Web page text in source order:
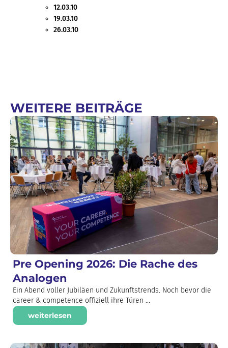
12.03.10
19.03.10
26.03.10
WEITERE BEITRÄGE
Pre Opening 2026: Die Rache des
Analogen
Ein Abend voller Jubiläen und Zukunftstrends. Noch bevor die
career & competence offiziell ihre Türen ...
weiterlesen